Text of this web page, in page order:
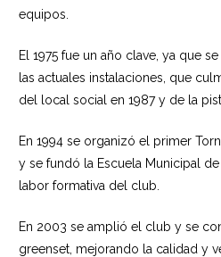
equipos.
El 1975 fue un año clave, ya que
las actuales instalaciones, que
del local social en 1987 y de la
En 1994 se organizó el primer
y se fundó la Escuela Municipal
labor formativa del club.
En 2003 se amplió el club y se
greenset, mejorando la calidad y